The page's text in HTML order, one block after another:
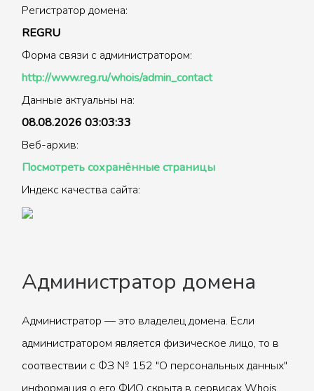
Регистратор домена:
REGRU
Форма связи с администратором:
http://www.reg.ru/whois/admin_contact
Данные актуальны на:
08.08.2026 03:03:33
Веб-архив:
Посмотреть сохранённые страницы
Индекс качества сайта:
Администратор домена
Администратор — это владелец домена. Если
администратором является физическое лицо, то в
соотвествии с ФЗ № 152 "О персональных данных"